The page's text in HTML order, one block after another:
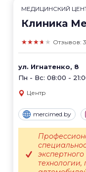
МЕДИЦИНСКИЙ
Клиника
★★★★★ Отзывов: 3
ул. Игнатенко, 8
Пн - Вс: 08:00 -
Центр
mercimed.by